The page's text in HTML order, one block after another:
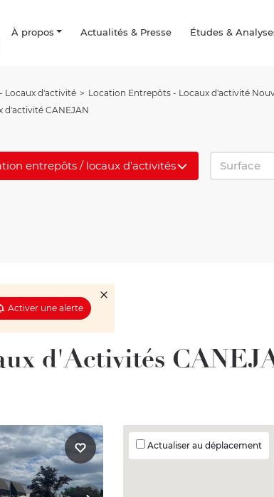
À propos Actualités & Presse Études &
Locaux d'activité
Location Entrepôts - Locaux d'activité
d'activité CANEJAN
entrepôts / locaux d'activités Surface
Activer une alerte
d'Activités
Actualiser au déplacement